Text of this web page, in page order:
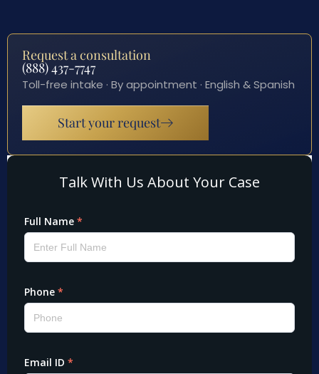
Request a consultation
(888) 437-7747
Toll-free intake · By appointment · English & Spanish
Start your request